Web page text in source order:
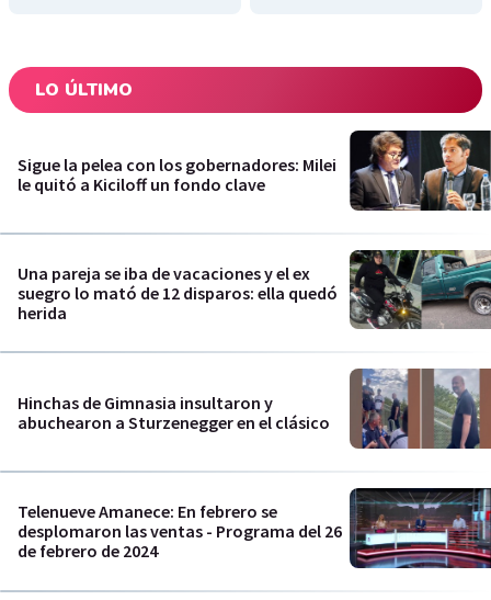
LO ÚLTIMO
Sigue la pelea con los gobernadores: Milei
le quitó a Kiciloff un fondo clave
Una pareja se iba de vacaciones y el ex
suegro lo mató de 12 disparos: ella quedó
herida
Hinchas de Gimnasia insultaron y
abuchearon a Sturzenegger en el clásico
Telenueve Amanece: En febrero se
desplomaron las ventas - Programa del 26
de febrero de 2024